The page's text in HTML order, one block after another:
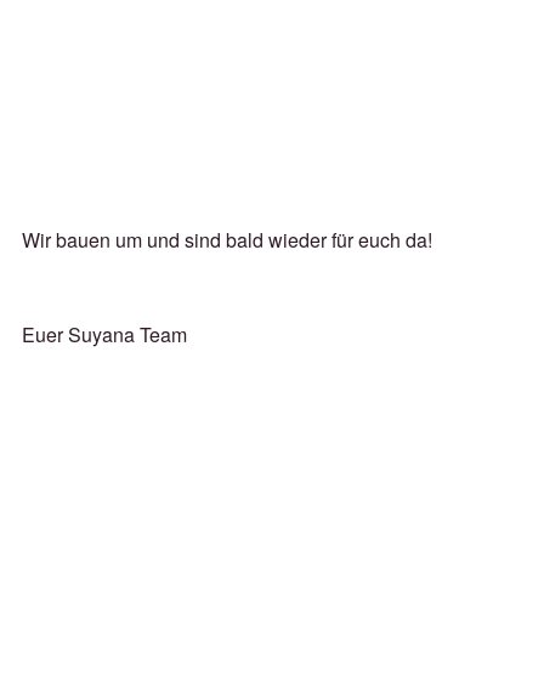
Wir bauen um und sind bald wieder für euch da!
Euer Suyana Team